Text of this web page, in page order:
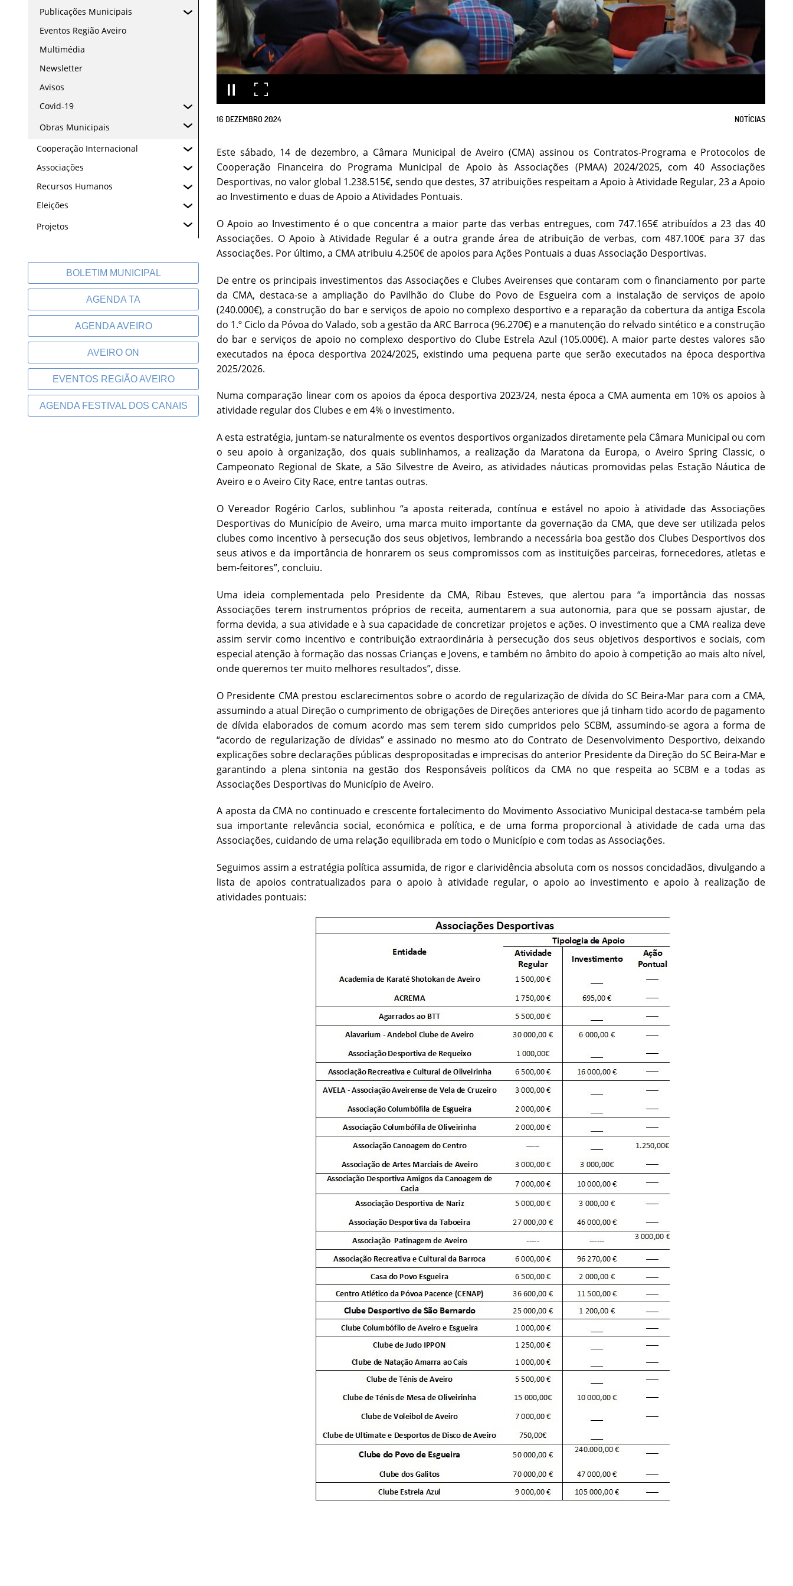
Publicações Municipais
Eventos Região Aveiro
Multimédia
Newsletter
Avisos
Covid-19
Obras Municipais
Cooperação Internacional
Associações
Recursos Humanos
Eleições
Projetos
BOLETIM MUNICIPAL
AGENDA TA
AGENDA AVEIRO
AVEIRO ON
EVENTOS REGIÃO AVEIRO
AGENDA FESTIVAL DOS CANAIS
16 DEZEMBRO2024 NOTÍCIAS
Este sábado, 14 de dezembro, a Câmara Municipal de Aveiro (CMA) assinou os Contratos-Programa e Protocolos de
Cooperação Financeira do Programa Municipal de Apoio às Associações (PMAA) 2024/2025, com 40 Associações
Desportivas, no valor global 1.238.515€, sendo que destes, 37 atribuições respeitam a Apoio à Atividade Regular, 23 a Apoio
ao Investimento e duas de Apoio a Atividades Pontuais.
O Apoio ao Investimento é o que concentra a maior parte das verbas entregues, com 747.165€ atribuídos a 23 das 40
Associações. O Apoio à Atividade Regular é a outra grande área de atribuição de verbas, com 487.100€ para 37 das
Associações. Por último, a CMA atribuiu 4.250€ de apoios para Ações Pontuais a duas Associação Desportivas.
De entre os principais investimentos das Associações e Clubes Aveirenses que contaram com o financiamento por parte
da CMA, destaca-se a ampliação do Pavilhão do Clube do Povo de Esgueira com a instalação de serviços de apoio
(240.000€), a construção do bar e serviços de apoio no complexo desportivo e a reparação da cobertura da antiga Escola
do 1.º Ciclo da Póvoa do Valado, sob a gestão da ARC Barroca (96.270€) e a manutenção do relvado sintético e a construção
do bar e serviços de apoio no complexo desportivo do Clube Estrela Azul (105.000€). A maior parte destes valores são
executados na época desportiva 2024/2025, existindo uma pequena parte que serão executados na época desportiva
2025/2026.
Numa comparação linear com os apoios da época desportiva 2023/24, nesta época a CMA aumenta em 10% os apoios à
atividade regular dos Clubes e em 4% o investimento.
A esta estratégia, juntam-se naturalmente os eventos desportivos organizados diretamente pela Câmara Municipal ou com
o seu apoio à organização, dos quais sublinhamos, a realização da Maratona da Europa, o Aveiro Spring Classic, o
Campeonato Regional de Skate, a São Silvestre de Aveiro, as atividades náuticas promovidas pelas Estação Náutica de
Aveiro e o Aveiro City Race, entre tantas outras.
O Vereador Rogério Carlos, sublinhou “a aposta reiterada, contínua e estável no apoio à atividade das Associações
Desportivas do Município de Aveiro, uma marca muito importante da governação da CMA, que deve ser utilizada pelos
clubes como incentivo à persecução dos seus objetivos, lembrando a necessária boa gestão dos Clubes Desportivos dos
seus ativos e da importância de honrarem os seus compromissos com as instituições parceiras, fornecedores, atletas e
bem-feitores”, concluiu.
Uma ideia complementada pelo Presidente da CMA, Ribau Esteves, que alertou para “a importância das nossas
Associações terem instrumentos próprios de receita, aumentarem a sua autonomia, para que se possam ajustar, de
forma devida, a sua atividade e à sua capacidade de concretizar projetos e ações. O investimento que a CMA realiza deve
assim servir como incentivo e contribuição extraordinária à persecução dos seus objetivos desportivos e sociais, com
especial atenção à formação das nossas Crianças e Jovens, e também no âmbito do apoio à competição ao mais alto nível,
onde queremos ter muito melhores resultados”, disse.
O Presidente CMA prestou esclarecimentos sobre o acordo de regularização de dívida do SC Beira-Mar para com a CMA,
assumindo a atual Direção o cumprimento de obrigações de Direções anteriores que já tinham tido acordo de pagamento
de dívida elaborados de comum acordo mas sem terem sido cumpridos pelo SCBM, assumindo-se agora a forma de
“acordo de regularização de dívidas” e assinado no mesmo ato do Contrato de Desenvolvimento Desportivo, deixando
explicações sobre declarações públicas despropositadas e imprecisas do anterior Presidente da Direção do SC Beira-Mar e
garantindo a plena sintonia na gestão dos Responsáveis políticos da CMA no que respeita ao SCBM e a todas as
Associações Desportivas do Município de Aveiro.
A aposta da CMA no continuado e crescente fortalecimento do Movimento Associativo Municipal destaca-se também pela
sua importante relevância social, económica e política, e de uma forma proporcional à atividade de cada uma das
Associações, cuidando de uma relação equilibrada em todo o Município e com todas as Associações.
Seguimos assim a estratégia política assumida, de rigor e clarividência absoluta com os nossos concidadãos, divulgando a
lista de apoios contratualizados para o apoio à atividade regular, o apoio ao investimento e apoio à realização de
atividades pontuais: